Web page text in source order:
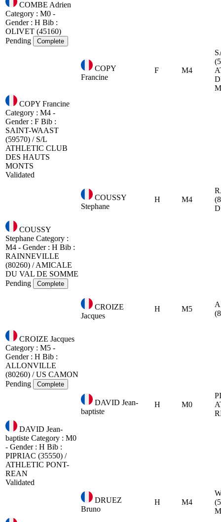
COMBE Adrien
Category : M0 -
Gender : H Bib :
OLIVET (45160)
Pending
Complete
COPY
Francine
F M4
COPY Francine
Category : M4 -
Gender : F Bib :
SAINT-WAAST
(59570) / S/L
ATHLETIC CLUB
DES HAUTS
MONTS
Validated
COUSSY
Stephane
H M4
COUSSY
Stephane Category :
M4 - Gender : H Bib :
RAINNEVILLE
(80260) / AMICALE
DU VAL DE SOMME
Pending
Complete
CROIZE
Jacques
H M5
CROIZE Jacques
Category : M5 -
Gender : H Bib :
ALLONVILLE
(80260) / US CAMON
Pending
Complete
DAVID Jean-
baptiste
H M0
DAVID Jean-
baptiste Category : M0
- Gender : H Bib :
PIPRIAC (35550) /
ATHLETIC PONT-
REAN
Validated
DRUEZ
Bruno
H M4